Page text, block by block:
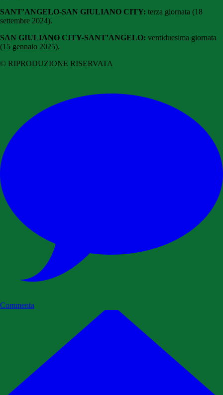
SANT’ANGELO-SAN GIULIANO CITY: terza giornata (18
settembre 2024).
SAN GIULIANO CITY-SANT’ANGELO: ventiduesima giornata
(15 gennaio 2025).
© RIPRODUZIONE RISERVATA
Commenta